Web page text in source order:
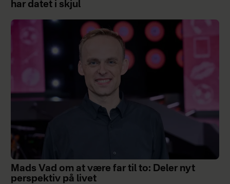
har datet i skjul
Mads Vad om at være far til to: Deler nyt
perspektiv på livet